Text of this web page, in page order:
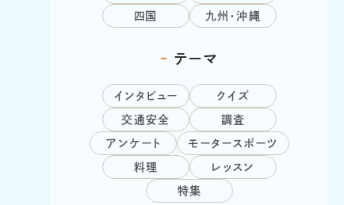
四国 九州・沖縄
テーマ
インタビュー クイズ
交通安全 調査
アンケート モータースポーツ
料理 レッスン
特集